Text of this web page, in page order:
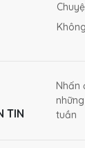
TIN
Nhấn
tuần